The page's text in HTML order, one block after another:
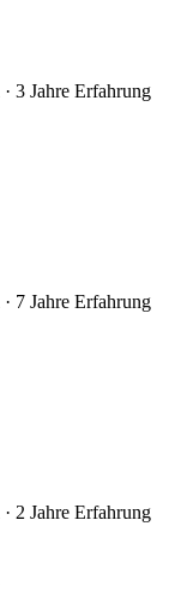
· 3 Jahre Erfahrung
· 7 Jahre Erfahrung
· 2 Jahre Erfahrung